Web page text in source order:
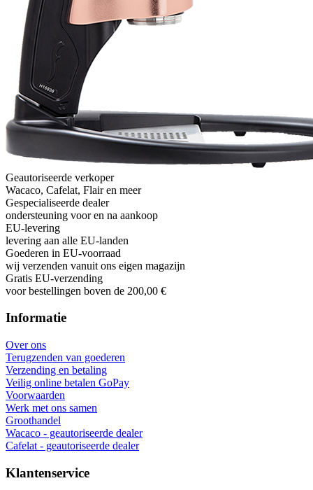
Geautoriseerde verkoper
Wacaco, Cafelat, Flair en meer
Gespecialiseerde dealer
ondersteuning voor en na aankoop
EU-levering
levering aan alle EU-landen
Goederen in EU-voorraad
wij verzenden vanuit ons eigen magazijn
Gratis EU-verzending
voor bestellingen boven de 200,00 €
Informatie
Over ons
Terugzenden van goederen
Verzending en betaling
Veilig online betalen GoPay
Voorwaarden
Werk met ons samen
Groothandel
Wacaco - geautoriseerde dealer
Cafelat - geautoriseerde dealer
Klantenservice